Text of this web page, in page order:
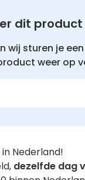
dit
wij sturen je
weer op
Nederland!
dezelfde dag